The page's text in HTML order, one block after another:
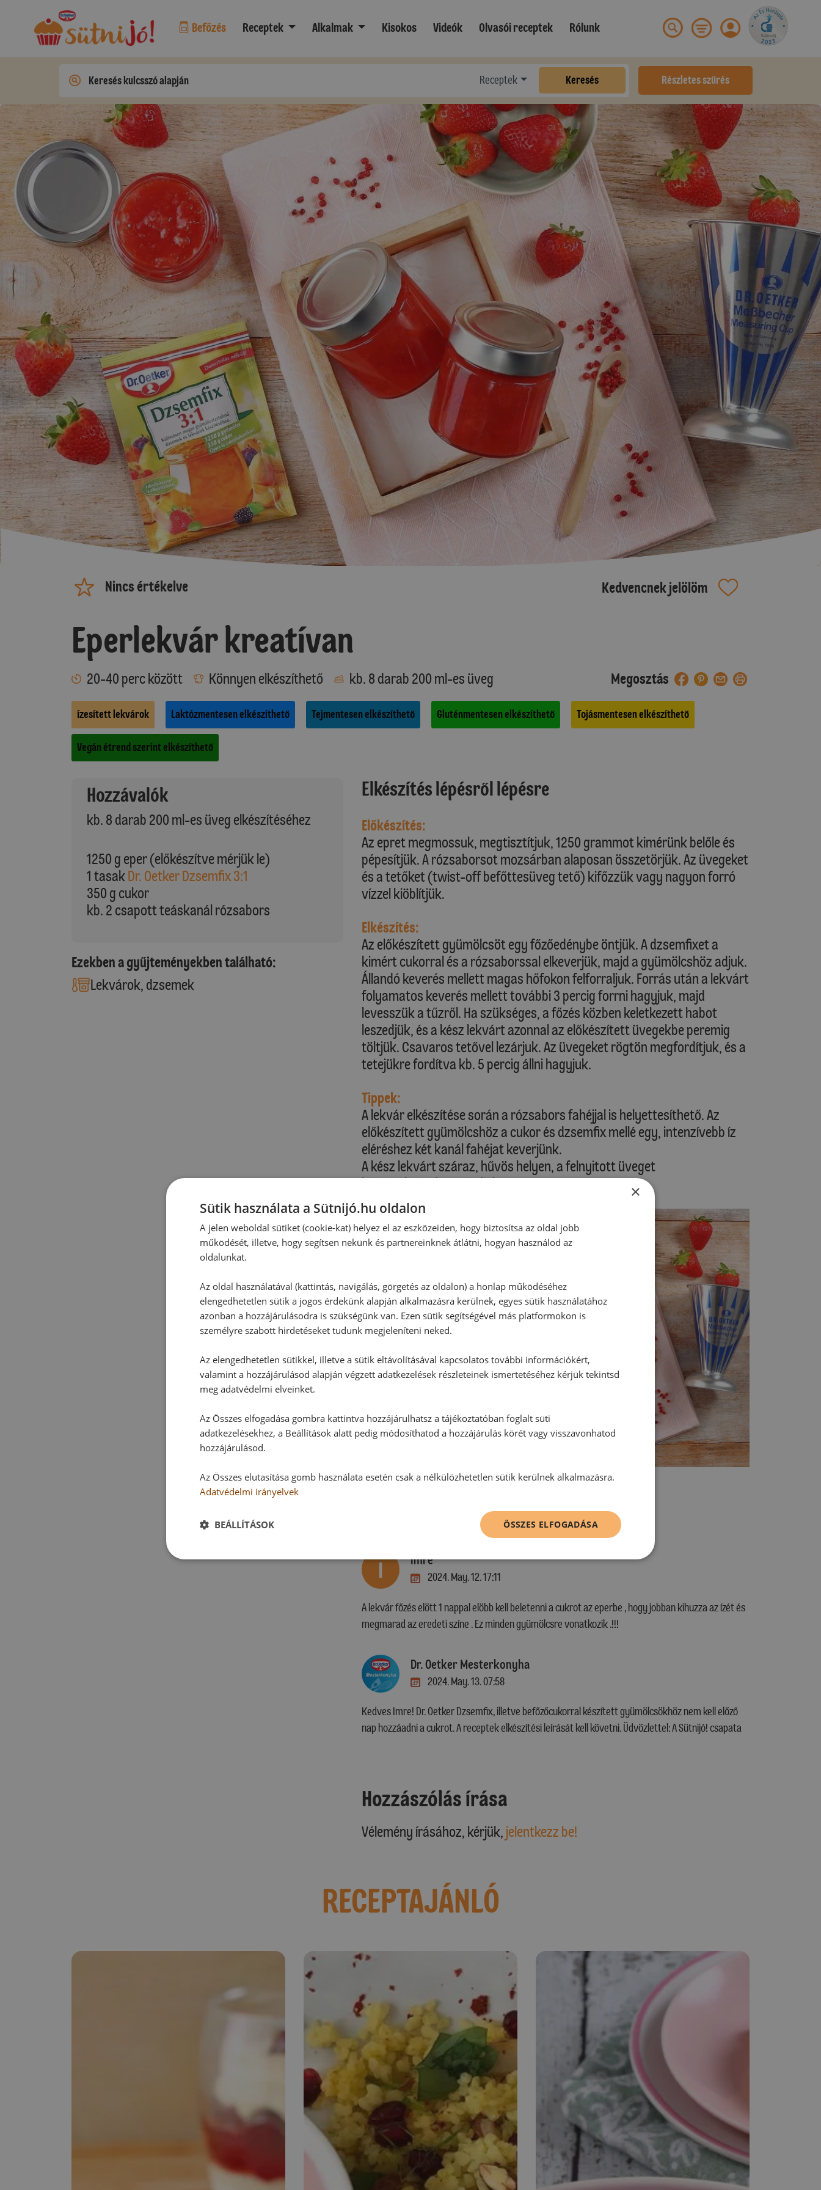
Befőzés Receptek Alkalmak Kisokos Videók Olvasói receptek Rólunk
Receptek Keresés Részletes szűrés
Nincs értékelve Kedvencnek jelölöm
Eperlekvár kreatívan
20-40 perc között Könnyen elkészíthető kb. 8 darab 200 ml-es üveg Megosztás
Ízesített lekvárok Laktózmentesen elkészíthető Tejmentesen elkészíthető Gluténmentesen elkészíthető Tojásmentesen elkészíthető
Vegán étrend szerint elkészíthető
Hozzávalók
kb. 8 darab 200 ml-es üveg elkészítéséhez
1250 g eper (előkészítve mérjük le)
1 tasakDr. Oetker Dzsemfix 3:1
350 g cukor
kb. 2 csapott teáskanál rózsabors
Ezekben a gyűjteményekben található:
Lekvárok, dzsemek
Elkészítés lépésről lépésre
Előkészítés:
Az epret megmossuk, megtisztítjuk, 1250 grammot kimérünk belőle és
pépesítjük. A rózsaborsot mozsárban alaposan összetörjük. Az üvegeket
és a tetőket (twist-off befőttesüveg tető) kifőzzük vagy nagyon forró
vízzel kiöblítjük.
Elkészítés:
Az előkészített gyümölcsöt egy főzőedénybe öntjük. A dzsemfixet a
kimért cukorral és a rózsaborssal elkeverjük, majd a gyümölcshöz adjuk.
Állandó keverés mellett magas hőfokon felforraljuk. Forrás után a lekvárt
folyamatos keverés mellett további 3 percig forrni hagyjuk, majd
levesszük a tűzről. Ha szükséges, a főzés közben keletkezett habot
leszedjük, és a kész lekvárt azonnal az előkészített üvegekbe peremig
töltjük. Csavaros tetővel lezárjuk. Az üvegeket rögtön megfordítjuk, és a
tetejükre fordítva kb. 5 percig állni hagyjuk.
Tippek:
A lekvár elkészítése során a rózsabors fahéjjal is helyettesíthető. Az
előkészített gyümölcshöz a cukor és dzsemfix mellé egy, intenzívebb íz
eléréshez két kanál fahéjat keverjünk.
A kész lekvárt száraz, hűvös helyen, a felnyitott üveget
hűtőszekrényben tároljuk.
I Imre
2024. May. 12. 17:11
A lekvár főzés elött 1 nappal elöbb kell beletenni a cukrot az eperbe , hogy jobban kihuzza az ízét és
megmarad az eredeti színe . Ez minden gyümölcsre vonatkozik .!!!
Dr. Oetker Mesterkonyha
2024. May. 13. 07:58
Kedves Imre! Dr. Oetker Dzsemfix, illetve befőzőcukorral készített gyümölcsökhöz nem kell előző
nap hozzáadni a cukrot. A receptek elkészítési leírását kell követni. Üdvözlettel: A Sütnijó! csapata
Hozzászólás írása
Vélemény írásához, kérjük, jelentkezz be!
RECEPTAJÁNLÓ
×
Sütik használata a Sütnijó.hu oldalon
A jelen weboldal sütiket (cookie-kat) helyez el az eszközeiden, hogy biztosítsa az oldal jobb
működését, illetve, hogy segítsen nekünk és partnereinknek átlátni, hogyan használod az
oldalunkat.
Az oldal használatával (kattintás, navigálás, görgetés az oldalon) a honlap működéséhez
elengedhetetlen sütik a jogos érdekünk alapján alkalmazásra kerülnek, egyes sütik használatához
azonban a hozzájárulásodra is szükségünk van. Ezen sütik segítségével más platformokon is
személyre szabott hirdetéseket tudunk megjeleníteni neked.
Az elengedhetetlen sütikkel, illetve a sütik eltávolításával kapcsolatos további információkért,
valamint a hozzájárulásod alapján végzett adatkezelések részleteinek ismertetéséhez kérjük tekintsd
meg adatvédelmi elveinket.
Az Összes elfogadása gombra kattintva hozzájárulhatsz a tájékoztatóban foglalt süti
adatkezelésekhez, a Beállítások alatt pedig módosíthatod a hozzájárulás körét vagy visszavonhatod
hozzájárulásod.
Az Összes elutasítása gomb használata esetén csak a nélkülözhetetlen sütik kerülnek alkalmazásra.
Adatvédelmi irányelvek
ÖSSZES ELFOGADÁSA
BEÁLLÍTÁSOK